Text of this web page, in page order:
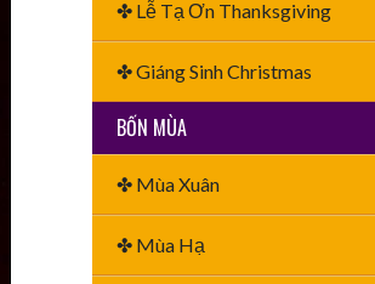
✤ Lễ Tạ Ơn Thanksgiving
✤ Giáng Sinh Christmas
BỐN MÙA
✤ Mùa Xuân
✤ Mùa Hạ